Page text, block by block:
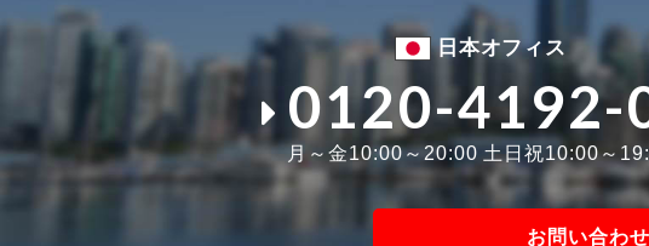
日本オフィス
0120-4192-
月～金10:00～20:00 土日祝10:00～
お問い合わせ